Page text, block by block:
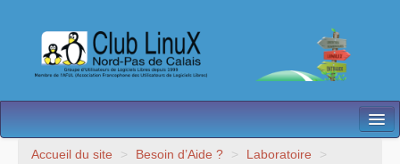
L’Association
Accueil du site > Besoin d’Aide ? > Laboratoire
>